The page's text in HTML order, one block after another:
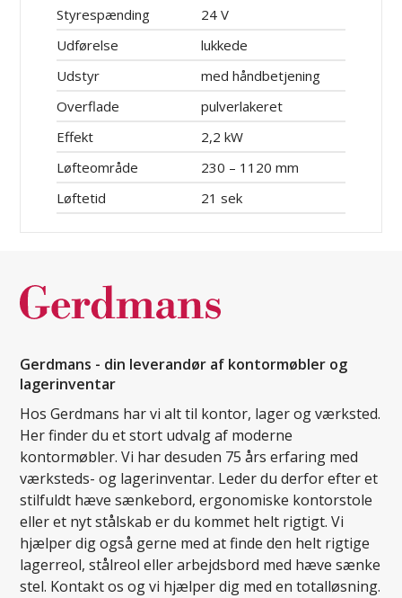
Styrespænding
24 V
Udførelse
lukkede
Udstyr
med håndbetjening
Overflade
pulverlakeret
Effekt
2,2 kW
Løfteområde
230 – 1120 mm
Løftetid
21 sek
Gerdmans - din leverandør af kontormøbler og
lagerinventar
Hos Gerdmans har vi alt til kontor, lager og værksted.
Her finder du et stort udvalg af moderne
kontormøbler. Vi har desuden 75 års erfaring med
værksteds- og lagerinventar. Leder du derfor efter et
stilfuldt hæve sænkebord, ergonomiske kontorstole
eller et nyt stålskab er du kommet helt rigtigt. Vi
hjælper dig også gerne med at finde den helt rigtige
lagerreol, stålreol eller arbejdsbord med hæve sænke
stel. Kontakt os og vi hjælper dig med en totalløsning.